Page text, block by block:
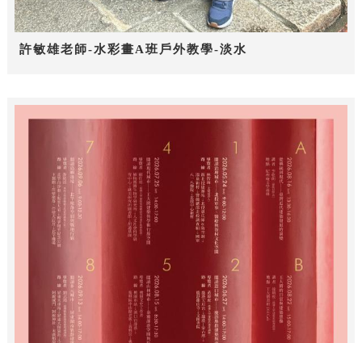
許敏雄老師-水彩畫A班戶外教學-淡水